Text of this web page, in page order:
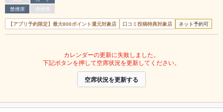
禁煙席
喫煙席
【アプリ予約限定】最大800ポイント還元対象店 口コミ投稿特典対象店 ネット予約可
カレンダーの更新に失敗しました。
下記ボタンを押して空席状況を更新してください。
空席状況を更新する